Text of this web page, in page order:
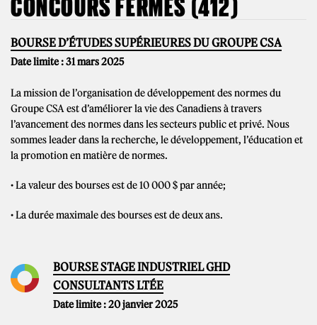
CONCOURS FERMÉS (412)
BOURSE D’ÉTUDES SUPÉRIEURES DU GROUPE CSA
Date limite : 31 mars 2025
La mission de l’organisation de développement des normes du
Groupe CSA est d’améliorer la vie des Canadiens à travers
l’avancement des normes dans les secteurs public et privé. Nous
sommes leader dans la recherche, le développement, l’éducation et
la promotion en matière de normes.
• La valeur des bourses est de 10 000 $ par année;
• La durée maximale des bourses est de deux ans.
BOURSE STAGE INDUSTRIEL GHD
CONSULTANTS LTÉE
Date limite : 20 janvier 2025